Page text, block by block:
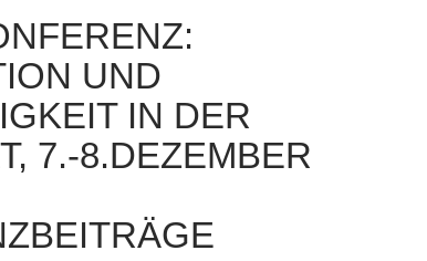
UND
IN DER
7.-8.DEZEMBER